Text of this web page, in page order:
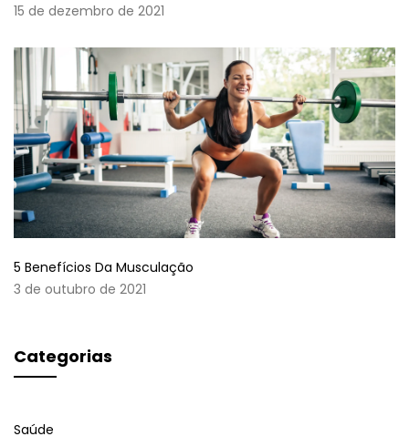
15 de dezembro de 2021
5 Benefícios Da Musculação
3 de outubro de 2021
Categorias
Saúde